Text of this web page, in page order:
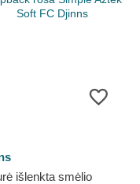
išlenkta smėlio